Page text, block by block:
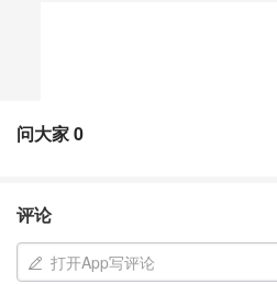
问大家0
评论
打开App写评论